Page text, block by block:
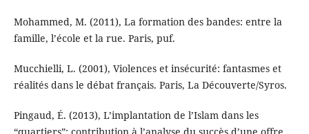
Mohammed, M. (2011), La formation des bandes: entre la
famille, l’école et la rue. Paris, puf.
Mucchielli, L. (2001), Violences et insécurité: fantasmes et
réalités dans le débat français. Paris, La Découverte/Syros.
Pingaud, É. (2013), L’implantation de l’Islam dans les